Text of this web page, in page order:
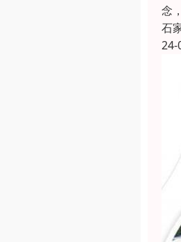
念
石
24-